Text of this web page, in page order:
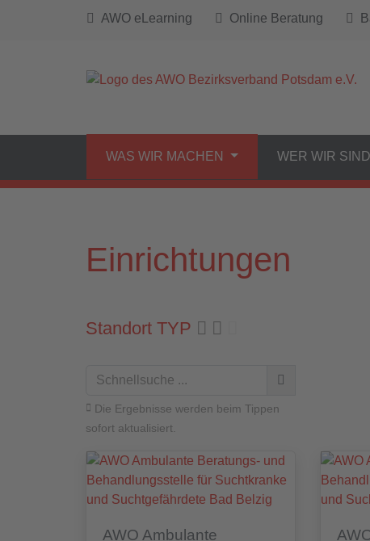
AWO eLearning Online Beratung
WAS WIR MACHEN WER WIR SIND
Einrichtungen
Standort TYP
Die Ergebnisse werden beim Tippen
sofort aktualisiert.
AWO Ambulante